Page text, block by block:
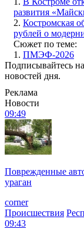
развития
2. Костромская
рублей о
Сюжет по теме:
1. ПМЭФ-2026
Подписывайтесь
новостей дня.
Реклама
Новости
09:49
Поврежденные
ураган
corner
Происшествия
09:43